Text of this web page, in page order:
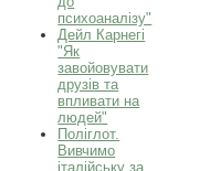
психоаналізу"
Дейл Карнегі
"Як
завойовувати
друзів та
впливати на
людей"
Поліглот.
Вивчимо
італійську за